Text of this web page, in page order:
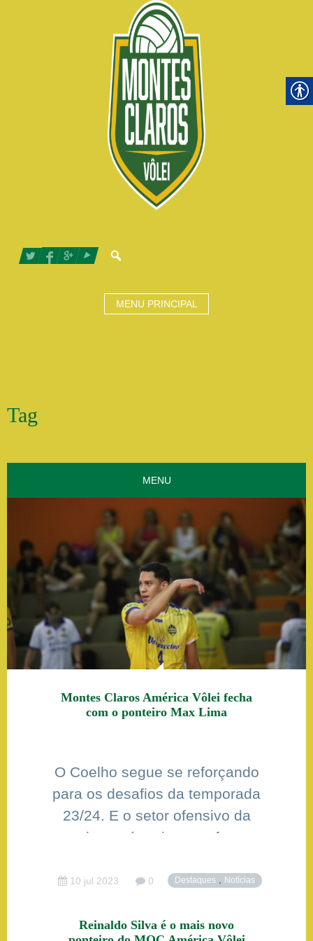
MENU PRINCIPAL
Tag
MENU
Montes Claros América Vôlei fecha
com o ponteiro Max Lima
O Coelho segue se reforçando
para os desafios da temporada
23/24. E o setor ofensivo da
equipe terá mais um reforço,
Max Lima. De Marabá-PA, o
Araguari Vôlei-MG. Por lá,
10 jul 2023 0 Destaques Notícias
Reinaldo Silva é o mais novo